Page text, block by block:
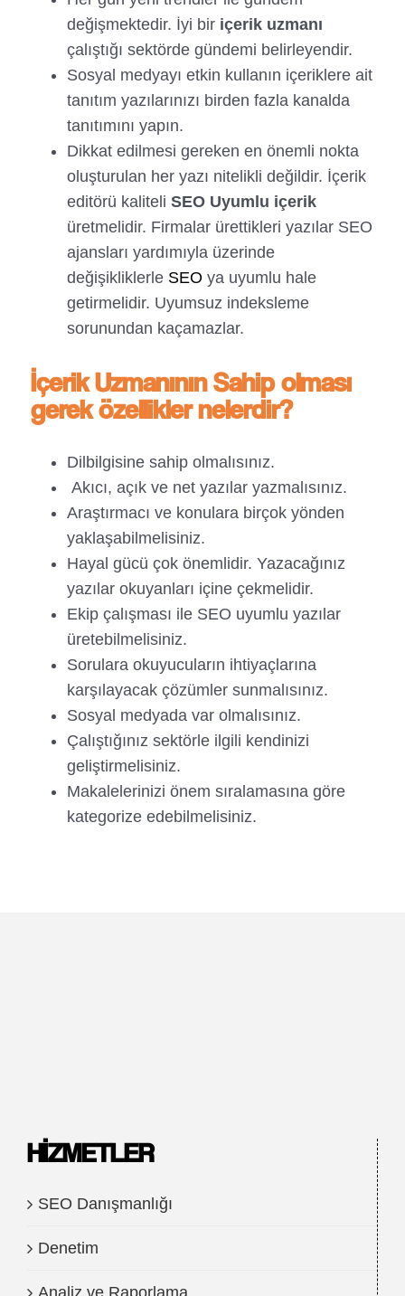
değişmektedir. İyi bir içerik uzmanı
çalıştığı sektörde gündemi belirleyendir.
Sosyal medyayı etkin kullanın içeriklere ait
tanıtım yazılarınızı birden fazla kanalda
tanıtımını yapın.
Dikkat edilmesi gereken en önemli nokta
oluşturulan her yazı nitelikli değildir. İçerik
editörü kaliteli SEO Uyumlu içerik
üretmelidir. Firmalar ürettikleri yazılar SEO
ajansları yardımıyla üzerinde
değişikliklerle SEO ya uyumlu hale
getirmelidir. Uyumsuz indeksleme
sorunundan kaçamazlar.
İçerik Uzmanının Sahip olması
gerek özellikler nelerdir?
Dilbilgisine sahip olmalısınız.
Akıcı, açık ve net yazılar yazmalısınız.
Araştırmacı ve konulara birçok yönden
yaklaşabilmelisiniz.
Hayal gücü çok önemlidir. Yazacağınız
yazılar okuyanları içine çekmelidir.
Ekip çalışması ile SEO uyumlu yazılar
üretebilmelisiniz.
Sorulara okuyucuların ihtiyaçlarına
karşılayacak çözümler sunmalısınız.
Sosyal medyada var olmalısınız.
Çalıştığınız sektörle ilgili kendinizi
geliştirmelisiniz.
Makalelerinizi önem sıralamasına göre
kategorize edebilmelisiniz.
HIZMETLER
SEO Danışmanlığı
Denetim